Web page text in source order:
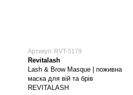
Артикул: RVT-5179
Revitalash
Lash & Brow Masque | поживна
маска для вій та брів
REVITALASH